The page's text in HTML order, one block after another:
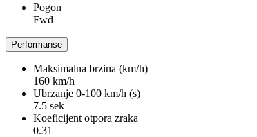
Pogon
Fwd
Performanse
Maksimalna brzina (km/h)
160 km/h
Ubrzanje 0-100 km/h (s)
7.5 sek
Koeficijent otpora zraka
0.31